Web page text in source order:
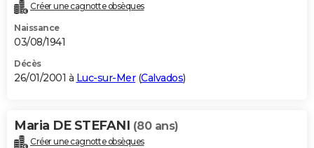
Créer une cagnotte obsèques
Naissance
03/08/1941
Décès
26/01/2001 à Luc-sur-Mer(Calvados)
Maria DE STEFANI (80 ans)
Créer une cagnotte obsèques